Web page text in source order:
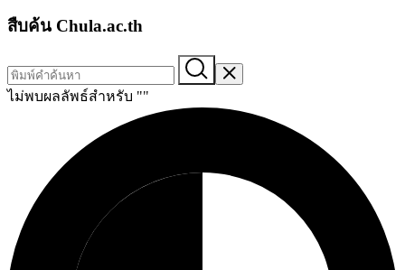
สืบค้น Chula.ac.th
ไม่พบผลลัพธ์สำหรับ ""